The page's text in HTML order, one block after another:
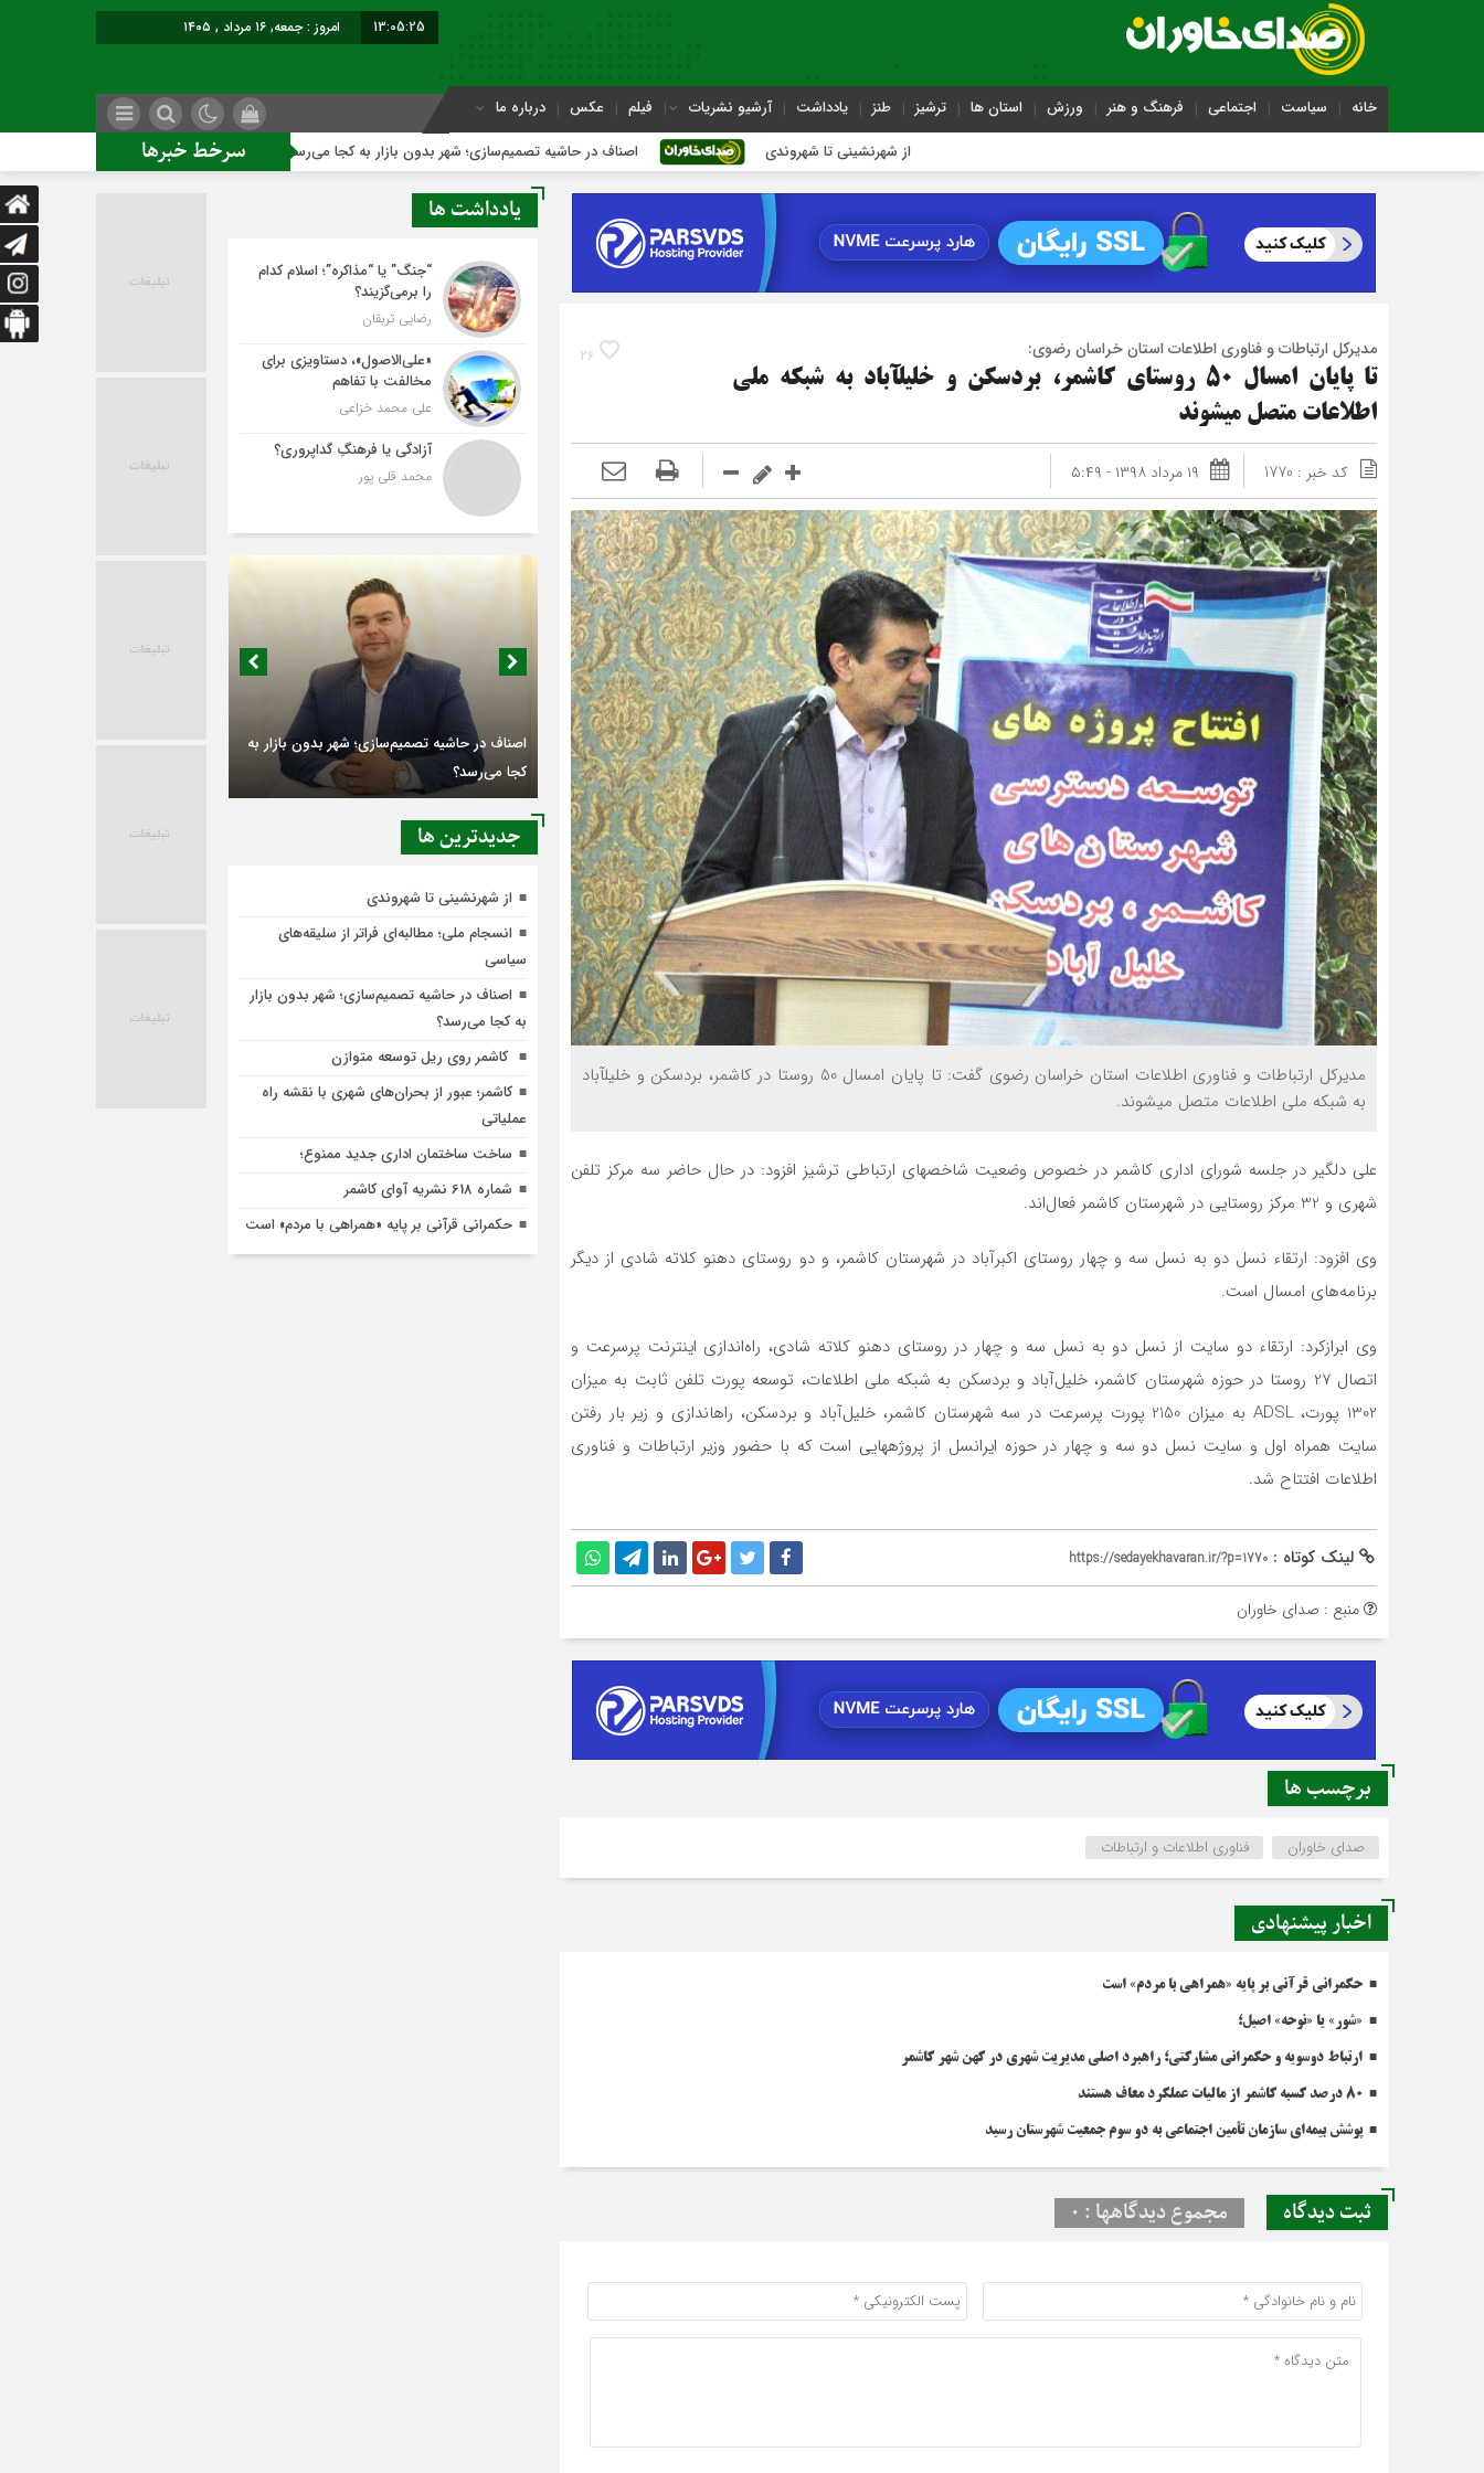
13:05:26 برابر با : Friday - 7 August - 2026
خانه سیاست اجتماعی فرهنگ و هنر ورزش استان ها ترشیز طنز یادداشت آرشیو نشریات فیلم عکس درباره ما
سرخط خبرها از شهرنشینی تا شهروندی اصناف در حاشیه تصمیم‌سازی؛ شهر بدون بازار به کجا می‌رسد؟ کاشمر روی ریل توسعه متوازن
26 مدیرکل ارتباطات و فناوری اطلاعات استان خراسان رضوی:
تا پایان امسال 50 روستای کاشمر، بردسکن و خلیل‎آباد به شبکه ملی
اطلاعات متصل می‎شوند
کد خبر : 1770 ۱۹ مرداد ۱۳۹۸ - ۵:۴۹
مدیرکل ارتباطات و فناوری اطلاعات استان خراسان رضوی گفت: تا پایان امسال 50 روستا در کاشمر، بردسکن و خلیل‎آباد
به شبکه ملی اطلاعات متصل می‎شوند.
علی دلگیر در جلسه شورای اداری کاشمر در خصوص وضعیت شاخص‎های ارتباطی ترشیز افزود: در حال حاضر سه مرکز تلفن
شهری و 32 مرکز روستایی در شهرستان کاشمر فعال‌اند.
وی افزود: ارتقاء نسل دو به نسل سه و چهار روستای اکبرآباد در شهرستان کاشمر، و دو روستای دهنو کلاته شادی از دیگر
برنامه‌های امسال است.
وی ابرازکرد: ارتقاء دو سایت از نسل دو به نسل سه و چهار در روستای دهنو کلاته شادی، راه‌اندازی اینترنت پرسرعت و
اتصال 27 روستا در حوزه شهرستان کاشمر، خلیل‌آباد و بردسکن به شبکه ملی اطلاعات، توسعه پورت تلفن ثابت به میزان
1302 پورت، ADSL به میزان 2150 پورت پرسرعت در سه شهرستان کاشمر، خلیل‌آباد و بردسکن، راه‎اندازی و زیر بار رفتن
سایت همراه اول و سایت نسل دو سه و چهار در حوزه ایرانسل از پروژه‎هایی است که با حضور وزیر ارتباطات و فناوری
اطلاعات افتتاح ‎شد.
لینک کوتاه : https://sedayekhavaran.ir/?p=1770
منبع : صدای خاوران
برچسب ها
صدای خاوران فناوری اطلاعات و ارتباطات
اخبار پیشنهادی
حکمرانی قرآنی بر پایه «همراهی با مردم» است
«شور» یا «نوحه» اصیل؛
ارتباط دوسویه و حکمرانی مشارکتی؛ راهبرد اصلی مدیریت شهری در کهن شهر کاشمر
۸۰ درصد کسبه کاشمر از مالیات عملکرد معاف هستند
پوشش بیمه‌ای سازمان تأمین اجتماعی به دو سوم جمعیت شهرستان رسید
ثبت دیدگاه مجموع دیدگاهها : 0
یادداشت ها
“جنگ” یا “مذاکره”؛ اسلام کدام
را برمی‌گزیند؟
رضایی تربقان
«علی‌الاصول»، دستاویزی برای
مخالفت با تفاهم
علی محمد خزاعی
آزادگی یا فرهنگِ گداپروری؟
محمد قلی پور
اصناف در حاشیه تصمیم‌سازی؛ شهر بدون بازار به
کجا می‌رسد؟
جديدترين ها
از شهرنشینی تا شهروندی
انسجام ملی؛ مطالبه‌ای فراتر از سلیقه‌های
سیاسی
اصناف در حاشیه تصمیم‌سازی؛ شهر بدون بازار
به کجا می‌رسد؟
کاشمر روی ریل توسعه متوازن
کاشمر؛ عبور از بحران‌های شهری با نقشه راه
عملیاتی
ساخت ساختمان اداری جدید ممنوع؛
شماره 618 نشریه آوای کاشمر
حکمرانی قرآنی بر پایه «همراهی با مردم» است